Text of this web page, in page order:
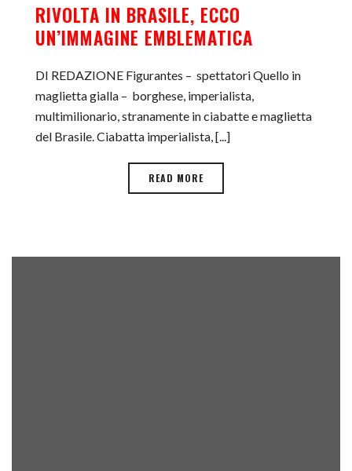
RIVOLTA IN BRASILE, ECCO
UN’IMMAGINE EMBLEMATICA
DI REDAZIONE Figurantes – spettatori Quello in
maglietta gialla – borghese, imperialista,
multimilionario, stranamente in ciabatte e maglietta
del Brasile. Ciabatta imperialista, [...]
READ MORE